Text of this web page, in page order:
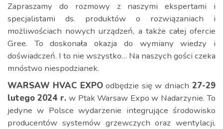
Zapraszamy do rozmowy z naszymi ekspertami i
specjalistami ds. produktów o rozwiązaniach i
możliwościach nowych urządzeń, a także całej ofercie
Gree. To doskonała okazja do wymiany wiedzy i
doświadczeń. I to nie wszystko… Na naszych gości czeka
mnóstwo niespodzianek.
WARSAW HVAC EXPOodbędzie się w dniach 27-29
lutego 2024 r.w Ptak Warsaw Expo w Nadarzynie. To
jedyne w Polsce wydarzenie integrujące środowisko
producentów systemów grzewczych oraz wentylacji,